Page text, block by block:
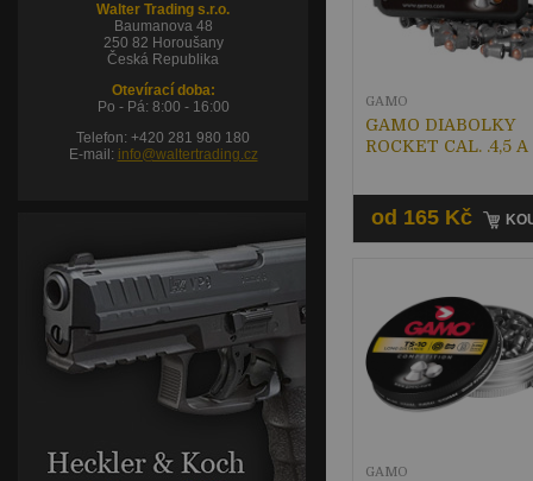
GAMO DIABOLKY
ROCKET CAL. .4,5 A
GAMO
od 165 Kč
GAMO
Walter Trading s.r.o.
Baumanova 48
250 82 Horoušany
Česká Republika
Otevírací doba:
Po - Pá: 8:00 - 16:00
Telefon: +420 281 980 180
E-mail: info@waltertrading.cz